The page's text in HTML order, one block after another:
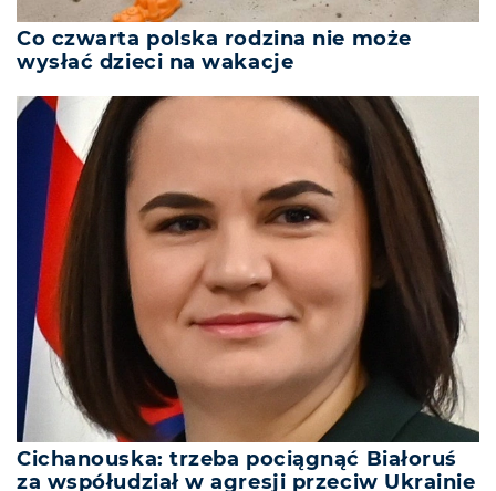
Co czwarta polska rodzina nie może
wysłać dzieci na wakacje
Cichanouska: trzeba pociągnąć Białoruś
za współudział w agresji przeciw Ukrainie